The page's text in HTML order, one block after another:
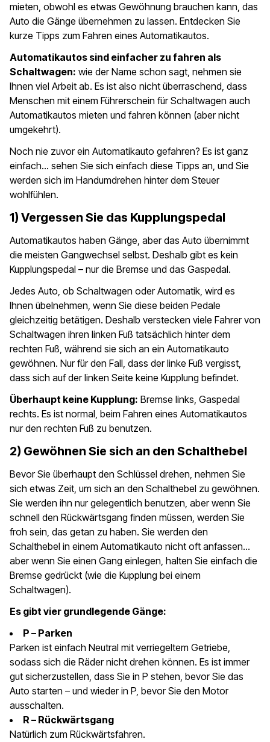
mieten, obwohl es etwas Gewöhnung brauchen kann, das
Auto die Gänge übernehmen zu lassen. Entdecken Sie
kurze Tipps zum Fahren eines Automatikautos.
Automatikautos sind einfacher zu fahren als
Schaltwagen: wie der Name schon sagt, nehmen sie
Ihnen viel Arbeit ab. Es ist also nicht überraschend, dass
Menschen mit einem Führerschein für Schaltwagen auch
Automatikautos mieten und fahren können (aber nicht
umgekehrt).
Noch nie zuvor ein Automatikauto gefahren? Es ist ganz
einfach… sehen Sie sich einfach diese Tipps an, und Sie
werden sich im Handumdrehen hinter dem Steuer
wohlfühlen.
1) Vergessen Sie das Kupplungspedal
Automatikautos haben Gänge, aber das Auto übernimmt
die meisten Gangwechsel selbst. Deshalb gibt es kein
Kupplungspedal – nur die Bremse und das Gaspedal.
Jedes Auto, ob Schaltwagen oder Automatik, wird es
Ihnen übelnehmen, wenn Sie diese beiden Pedale
gleichzeitig betätigen. Deshalb verstecken viele Fahrer von
Schaltwagen ihren linken Fuß tatsächlich hinter dem
rechten Fuß, während sie sich an ein Automatikauto
gewöhnen. Nur für den Fall, dass der linke Fuß vergisst,
dass sich auf der linken Seite keine Kupplung befindet.
Überhaupt keine Kupplung: Bremse links, Gaspedal
rechts. Es ist normal, beim Fahren eines Automatikautos
nur den rechten Fuß zu benutzen.
2) Gewöhnen Sie sich an den Schalthebel
Bevor Sie überhaupt den Schlüssel drehen, nehmen Sie
sich etwas Zeit, um sich an den Schalthebel zu gewöhnen.
Sie werden ihn nur gelegentlich benutzen, aber wenn Sie
schnell den Rückwärtsgang finden müssen, werden Sie
froh sein, das getan zu haben. Sie werden den
Schalthebel in einem Automatikauto nicht oft anfassen…
aber wenn Sie einen Gang einlegen, halten Sie einfach die
Bremse gedrückt (wie die Kupplung bei einem
Schaltwagen).
Es gibt vier grundlegende Gänge:
P – Parken
Parken ist einfach Neutral mit verriegeltem Getriebe,
sodass sich die Räder nicht drehen können. Es ist immer
gut sicherzustellen, dass Sie in P stehen, bevor Sie das
Auto starten – und wieder in P, bevor Sie den Motor
ausschalten.
R – Rückwärtsgang
Natürlich zum Rückwärtsfahren.